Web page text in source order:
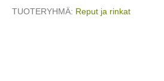
TUOTERYHMÄ Reput ja rinkat